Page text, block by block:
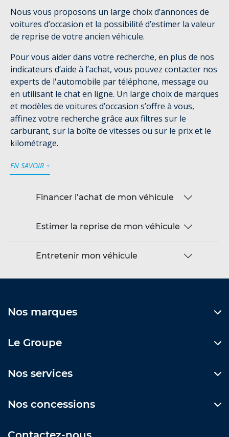
Nous vous proposons un large choix d’annonces de
voitures d’occasion et la possibilité d’estimer la valeur
de reprise de votre ancien véhicule.
Pour vous aider dans votre recherche, en plus de nos
indicateurs d’aide à l’achat, vous pouvez contacter nos
experts de l'automobile par téléphone, message ou
en utilisant le chat en ligne. Un large choix de marques
et modèles de voitures d’occasion s’offre à vous,
affinez votre recherche grâce aux filtres sur le
carburant, sur la boîte de vitesses ou sur le prix et le
kilométrage.
EN SAVOIR +
Financer l’achat de mon véhicule
Estimer la reprise de mon véhicule
Entretenir mon véhicule
Nos marques
Le Groupe
Nos services
Nos concessions